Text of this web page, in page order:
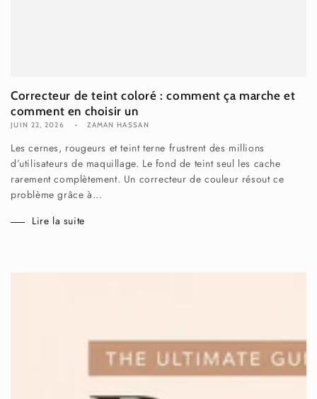
Correcteur de teint coloré : comment ça marche et
comment en choisir un
JUIN 22, 2026 ZAMAN HASSAN
Les cernes, rougeurs et teint terne frustrent des millions
d’utilisateurs de maquillage. Le fond de teint seul les cache
rarement complètement. Un correcteur de couleur résout ce
problème grâce à...
Lire la suite